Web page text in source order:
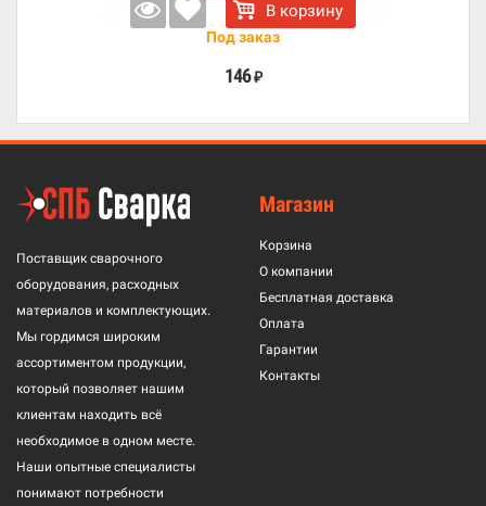
В корзину
Под заказ
146 ₽
Поставщик сварочного
оборудования, расходных
материалов и комплектующих.
Мы гордимся широким
ассортиментом продукции,
который позволяет нашим
клиентам находить всё
необходимое в одном месте.
Наши опытные специалисты
понимают потребности
Магазин
Корзина
О компании
Бесплатная доставка
Оплата
Гарантии
Контакты